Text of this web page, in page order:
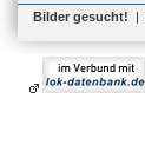
Bilder gesucht! |